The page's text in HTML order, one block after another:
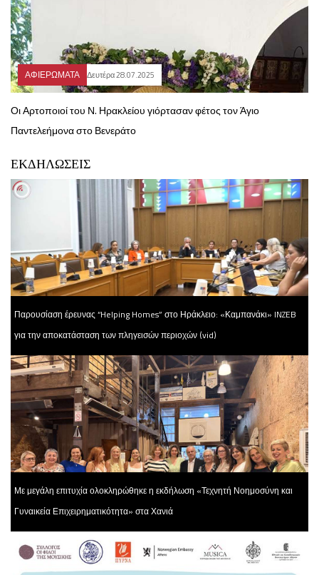
ΑΦΙΕΡΩΜΑΤΑ Δευτέρα 28.07.2025
Οι Αρτοποιοί του Ν. Ηρακλείου γιόρτασαν φέτος τον Άγιο
Παντελεήμονα στο Βενεράτο
ΕΚΔΗΛΩΣΕΙΣ
Παρουσίαση έρευνας “Helping Homes” στο Ηράκλειο: «Καμπανάκι» INZEB
για την αποκατάσταση των πληγεισών περιοχών (vid)
Με μεγάλη επιτυχία ολοκληρώθηκε η εκδήλωση «Τεχνητή Νοημοσύνη και
Γυναικεία Επιχειρηματικότητα» στα Χανιά